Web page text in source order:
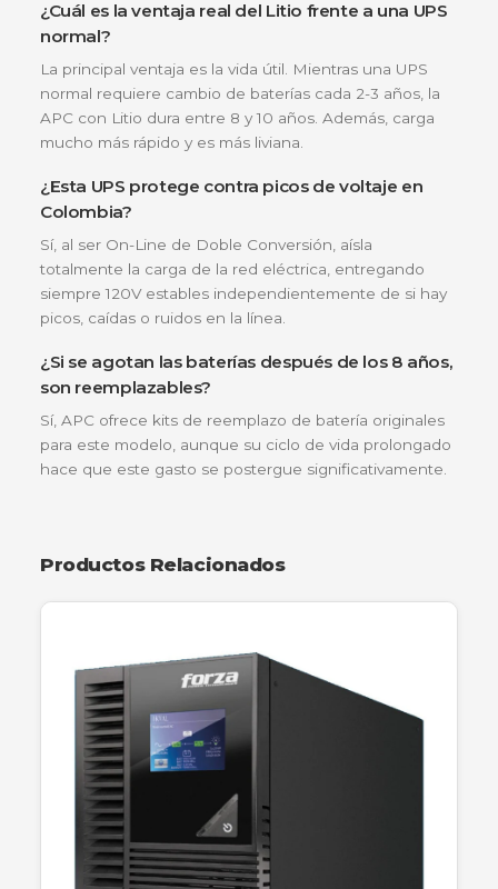
"Implementamos la serie de Litio de APC en
debido a que las baterías de plomo se
degradaban muy rápido por el calor. El
rendimiento de la SRVSL2KRARK ha sido
impecable; la autonomía se mantiene
constante y el ahorro en mantenimiento
preventivo ya se nota en el presupuesto
anual."
—
Ing. Carlos Restrepo
¿Por qué comprar en NetPower IT?
En NetPower IT no solo vendemos cajas;
soluciones de continuidad operativa. Al adquirir tu
Ofrecemosgarantía de 24 meses
logística eficiente para que tu equipo llegue
cualquier ciudad del país.
Preguntas frecuentes
¿Cuál es la ventaja real del Litio frente a una
normal?
La principal ventaja es la vida útil. Mientras una